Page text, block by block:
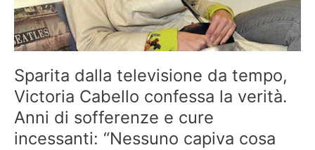
Sparita dalla televisione da tempo,
Victoria Cabello confessa la verità.
Anni di sofferenze e cure
incessanti: “Nessuno capiva cosa